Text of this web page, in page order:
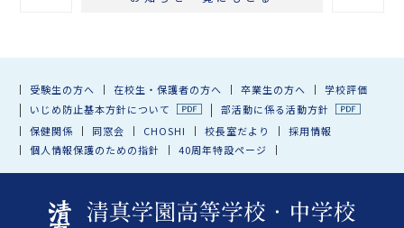
受験生の方へ 在校生・保護者の方へ 卒業生の方へ
学校評価
いじめ防止基本方針について
部活動に係る活動方針
保健関係
同窓会 CHOSHI 校長室だより
採用情報
個人情報保護のための指針
40周年特設ページ